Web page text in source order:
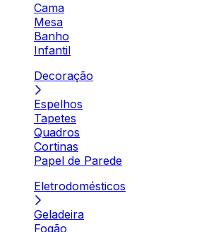
Cama
Mesa
Banho
Infantil
Decoração
Espelhos
Tapetes
Quadros
Cortinas
Papel de Parede
Eletrodomésticos
Geladeira
Fogão